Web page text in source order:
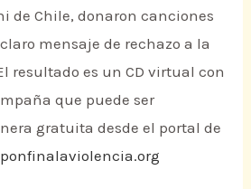
de Chile, donaron canciones
mensaje de rechazo a la
resultado es un CD virtual con
que puede ser
gratuita desde el portal de